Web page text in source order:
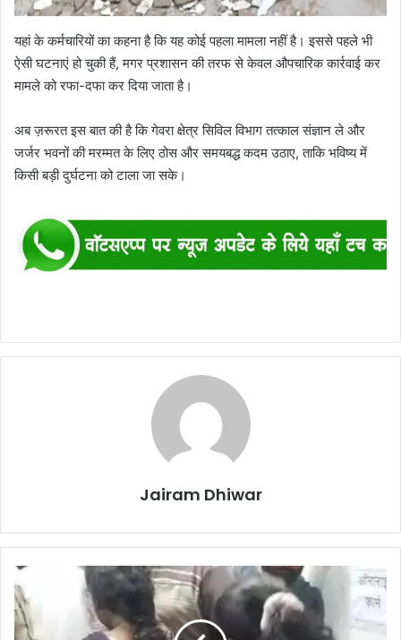
यहां के कर्मचारियों का कहना है कि यह कोई पहला मामला नहीं है। इससे पहले भी
ऐसी घटनाएं हो चुकी हैं, मगर प्रशासन की तरफ से केवल औपचारिक कार्रवाई कर
मामले को रफा-दफा कर दिया जाता है।
अब ज़रूरत इस बात की है कि गेवरा क्षेत्र सिविल विभाग तत्काल संज्ञान ले और
जर्जर भवनों की मरम्मत के लिए ठोस और समयबद्ध कदम उठाए, ताकि भविष्य में
किसी बड़ी दुर्घटना को टाला जा सके।
Jairam Dhiwar
बिलासपुर
में
पुलिसकर्मियों
पर